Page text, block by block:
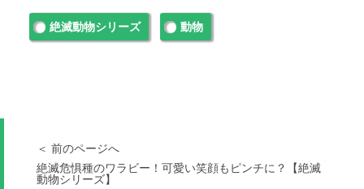
絶滅動物シリーズ 動物
＜ 前のページへ
絶滅危惧種のワラビー！可愛い笑顔もピンチに？【絶滅
動物シリーズ】